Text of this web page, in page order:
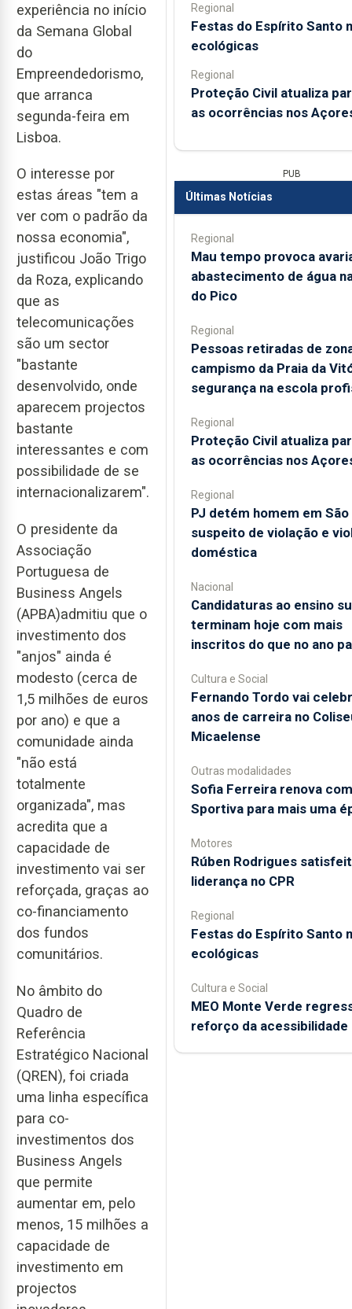
experiência no início
da Semana Global
do
Empreendedorismo,
que arranca
segunda-feira em
Lisboa.
O interesse por
estas áreas "tem a
ver com o padrão da
nossa economia",
justificou João Trigo
da Roza, explicando
que as
telecomunicações
são um sector
"bastante
desenvolvido, onde
aparecem projectos
bastante
interessantes e com
possibilidade de se
internacionalizarem".
O presidente da
Associação
Portuguesa de
Business Angels
(APBA)admitiu que o
investimento dos
"anjos" ainda é
modesto (cerca de
1,5 milhões de euros
por ano) e que a
comunidade ainda
"não está
totalmente
organizada", mas
acredita que a
capacidade de
investimento vai ser
reforçada, graças ao
co-financiamento
dos fundos
comunitários.
No âmbito do
Quadro de
Referência
Estratégico Nacional
(QREN), foi criada
uma linha específica
para co-
investimentos dos
Business Angels
que permite
aumentar em, pelo
menos, 15 milhões a
capacidade de
investimento em
projectos
Regional
Festas do Espírito Santo
ecológicas
Regional
Proteção Civil atualiza
as ocorrências nos
PUB
Últimas Notícias
Regional
Mau tempo provoca
abastecimento de água
do Pico
Regional
Pessoas retiradas de
campismo da Praia da
segurança na escola
Regional
Proteção Civil atualiza
as ocorrências nos
Regional
PJ detém homem em
suspeito de violação e
doméstica
Nacional
Candidaturas ao ensino
terminam hoje com mais
inscritos do que no ano
Cultura e Social
Fernando Tordo vai
anos de carreira no
Micaelense
Outras modalidades
Sofia Ferreira renova
Sportiva para mais uma
Motores
Rúben Rodrigues
liderança no CPR
Regional
Festas do Espírito Santo
ecológicas
Cultura e Social
MEO Monte Verde
reforço da acessibilidade